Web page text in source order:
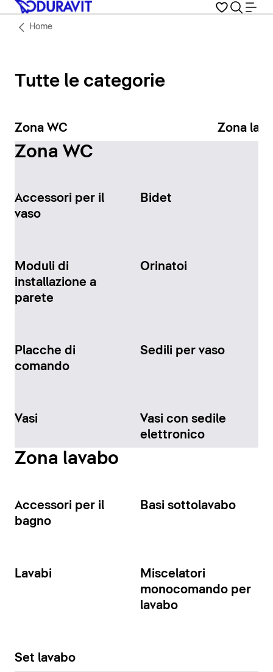
Home
Tutte le categorie
Zona WC Zona
Zona WC
Accessori per il
vaso
Bidet
Moduli di
installazione a
parete
Orinatoi
Placche di
comando
Sedili per vaso
Vasi
Vasi con sedile
elettronico
Zona lavabo
Accessori per il
bagno
Basi sottolavabo
Lavabi
Miscelatori
monocomando per
lavabo
Set lavabo